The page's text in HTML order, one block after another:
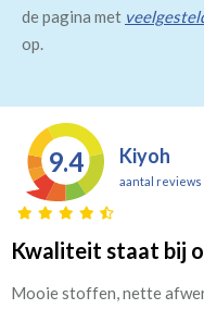
de pagina met
op.
9.4 Kiyoh
aantal reviews
Kwaliteit staat bij
Mooie stoffen, nette